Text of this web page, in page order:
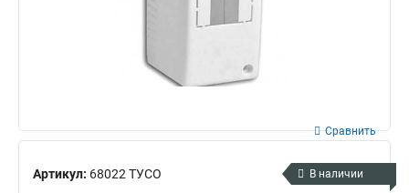
Артикул: 68022 ТУСО
Сравнить
В наличии